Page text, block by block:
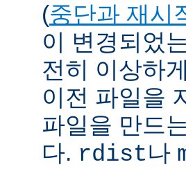
(중단과 재시
이 변경되었
전히 이상하
이전 파일을
파일을 만드
다. rdist나